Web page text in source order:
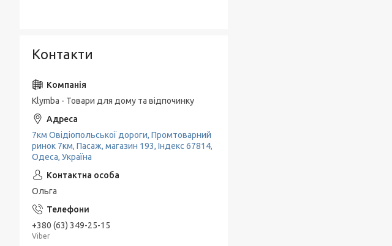
Контакти
Klymba - Товари для дому та відпочинку
7км Овідіопольської дороги, Промтоварний
ринок 7км, Пасаж, магазин 193, Індекс 67814,
Одеса, Україна
Ольга
+380 (63) 349-25-15
Viber